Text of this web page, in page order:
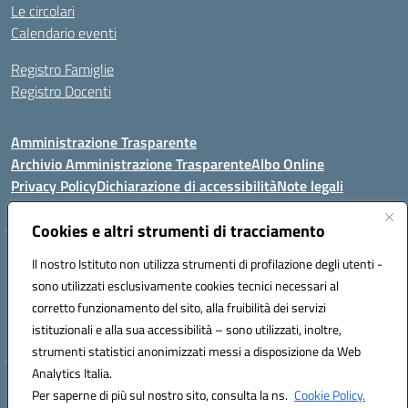
Cookies e altri strumenti di tracciamento
Il nostro Istituto non utilizza strumenti di profilazione degli utenti -
sono utilizzati esclusivamente cookies tecnici necessari al
corretto funzionamento del sito, alla fruibilità dei servizi
istituzionali e alla sua accessibilità – sono utilizzati, inoltre,
strumenti statistici anonimizzati messi a disposizione da Web
Analytics Italia.
Per saperne di più sul nostro sito, consulta la ns. Cookie Policy.
Le circolari
Calendario eventi
Registro Famiglie
Registro Docenti
Amministrazione Trasparente
Archivio Amministrazione TrasparenteAlbo Online
Privacy PolicyDichiarazione di accessibilitàNote legali
Istituto Comprensivo Statale
Via Cupa Campanariello, 5 - 80059, Torre del Greco (NA)
Tel. +39 0818834377 - Fax +39 0818834377 - Cod.Fisc. 95170530638
Email: naic8df00a@istruzione.it - PEC: naic8df00a@pec.istruzione.it
Hosting & Powered by 3D Solution S.r.l.